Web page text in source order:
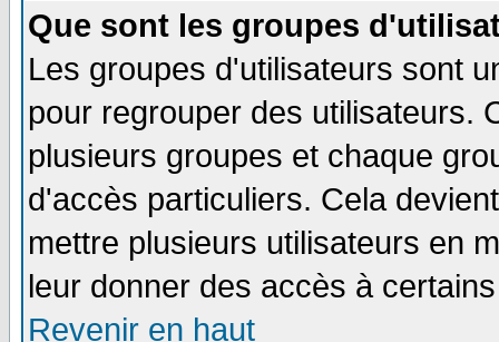
Que sont les groupes
Les groupes d'utilisateurs sont
pour regrouper des utilisateurs.
plusieurs groupes et chaque
d'accès particuliers. Cela
mettre plusieurs utilisateurs en
leur donner des accès à
Revenir en haut